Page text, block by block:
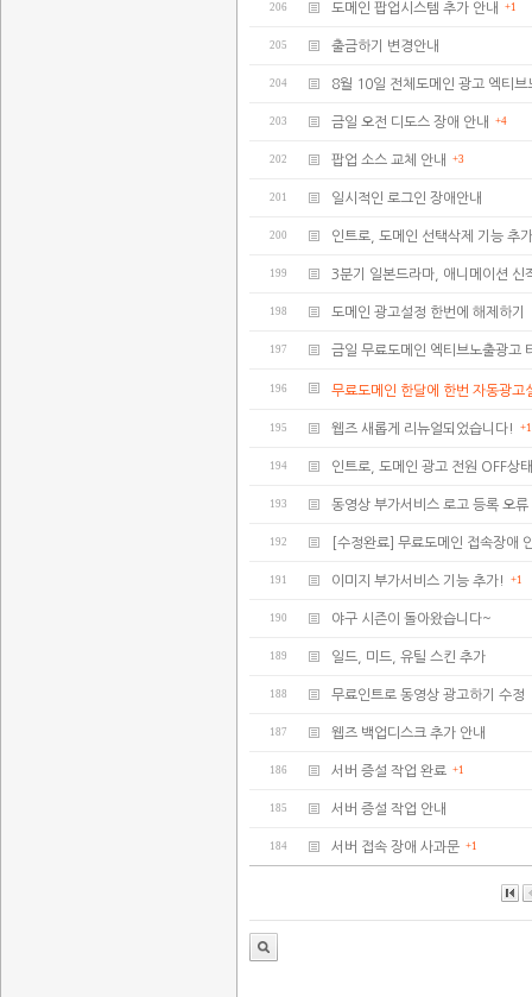
206 도메인 팝업시스템 추가 안내 +1
205 출금하기 변경안내
204 8월 10일 전체도메인 광고 엑티
203 금일 오전 디도스 장애 안내 +4
202 팝업 소스 교체 안내 +3
201 일시적인 로그인 장애안내
200 인트로, 도메인 선택삭제 기능 추
199 3분기 일본드라마, 애니메이션 신
198 도메인 광고설정 한번에 해제하기
197 금일 무료도메인 엑티브노출광고
196 무료도메인 한달에 한번 자동광고
195 웹즈 새롭게 리뉴얼되었습니다! +1
194 인트로, 도메인 광고 전원 OFF상
193 동영상 부가서비스 로고 등록 오류
192 [수정완료] 무료도메인 접속장애
191 이미지 부가서비스 기능 추가! +1
190 야구 시즌이 돌아왔습니다~
189 일드, 미드, 유틸 스킨 추가
188 무료인트로 동영상 광고하기 수정
187 웹즈 백업디스크 추가 안내
186 서버 증설 작업 완료 +1
185 서버 증설 작업 안내
184 서버 접속 장애 사과문 +1